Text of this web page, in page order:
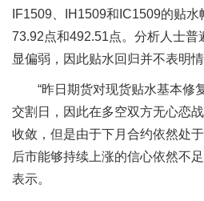
IF1509、IH1509和IC1509的贴水
73.92点和492.51点。分析人士普
显偏弱，因此贴水回归并不表明
“昨日期货对现货贴水基本修
交割日，因此在多空双方无心恋
收敛，但是由于下月合约依然处
后市能够持续上涨的信心依然不
表示。